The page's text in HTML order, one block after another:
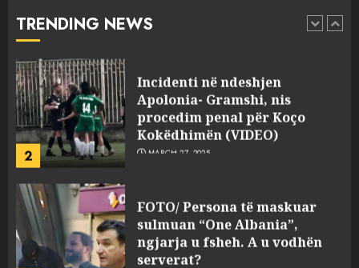
TRENDING NEWS
1
pasuri të pajustifikuar
2
Incidenti në ndeshjen
Apolonia- Gramshi, nis
procedim penal për Koço
Kokëdhimën (VIDEO)
MARCH 27, 2025
FOTO/ Persona të maskuar
sulmuan “One Albania”,
ngjarja u fsheh. A u vodhën
serverat?